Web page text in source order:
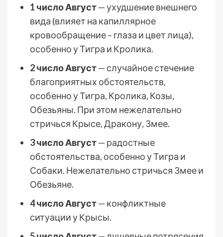
1 число Август— ухудшение внешнего
вида (влияет на капиллярное
кровообращение – глаза и цвет лица),
особенно у Тигра и Кролика.
2 число Август— случайное стечение
благоприятных обстоятельств,
особенно у Тигра, Кролика, Козы,
Обезьяны. При этом нежелательно
стричься Крысе, Дракону, Змее.
3 число Август— радостные
обстоятельства, особенно у Тигра и
Собаки. Нежелательно стричься Змее и
Обезьяне.
4 число Август— конфликтные
ситуации у Крысы.